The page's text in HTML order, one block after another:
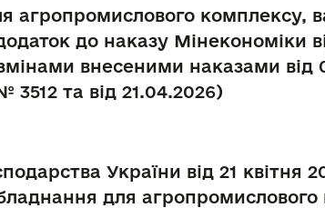
агропромислового комплексу,
до наказу Мінекономіки
внесеними наказами
3512 та від 21.04.2026)
України від 21 квітня
для